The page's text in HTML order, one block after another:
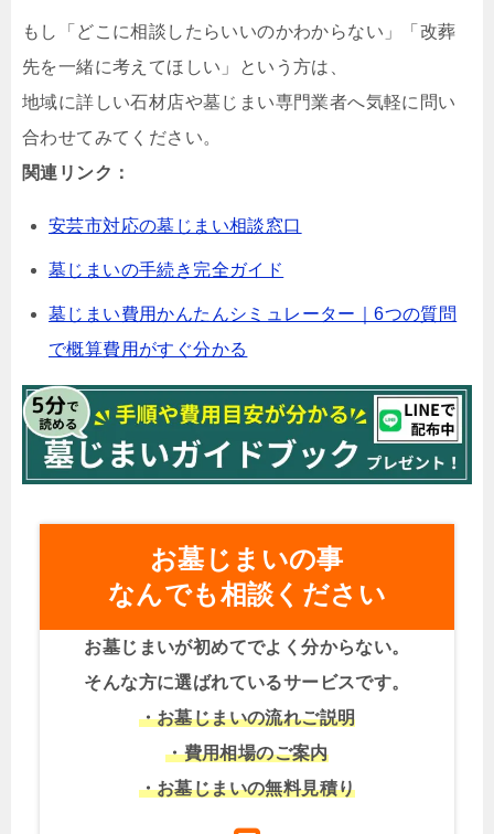
もし「どこに相談したらいいのかわからない」「改葬
先を一緒に考えてほしい」という方は、
地域に詳しい石材店や墓じまい専門業者へ気軽に問い
合わせてみてください。
関連リンク：
安芸市対応の墓じまい相談窓口
墓じまいの手続き完全ガイド
墓じまい費用かんたんシミュレーター｜6つの質問
で概算費用がすぐ分かる
お墓じまいの事
なんでも相談ください
お墓じまいが初めてでよく分からない。
そんな方に選ばれているサービスです。
・お墓じまいの流れご説明
・費用相場のご案内
・お墓じまいの無料見積り